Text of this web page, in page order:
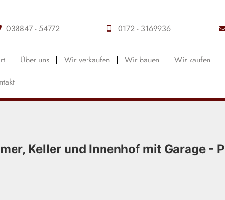
038847 - 54772 0172 - 3169936
Über uns Wir verkaufen Wir bauen
Wir kaufen
Keller und Innenhof mit Garage -